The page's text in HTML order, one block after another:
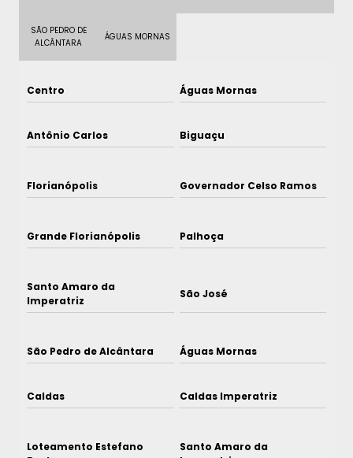
SÃO PEDRO DE
ALCÂNTARA
ÁGUAS MORNAS
Centro Águas Mornas
Antônio Carlos Biguaçu
Florianópolis Governador Celso Ramos
Grande Florianópolis Palhoça
Santo Amaro da
Imperatriz
São José
São Pedro de Alcântara Águas Mornas
Caldas Caldas Imperatriz
Loteamento Estefano
Santo Amaro da